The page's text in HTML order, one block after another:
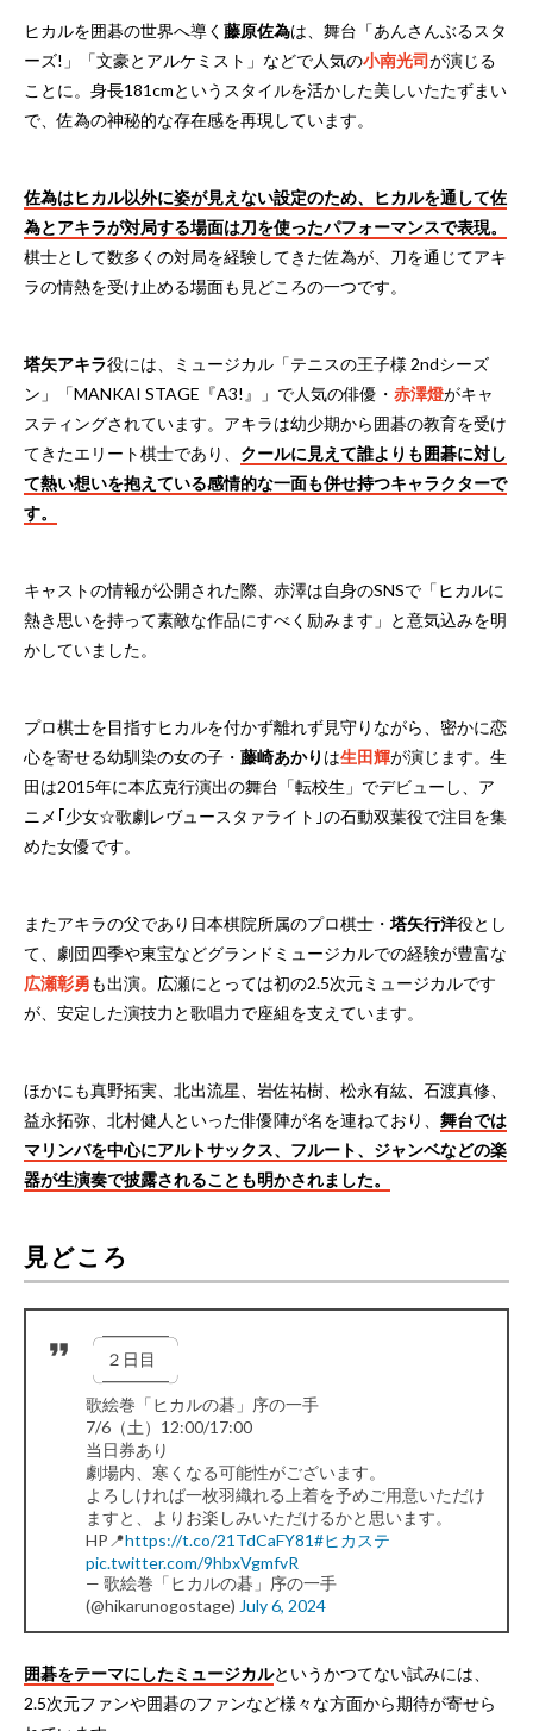
ヒカルを囲碁の世界へ導く 藤原佐為は、舞台「あんさんぶるスタ
ーズ!」「文豪とアルケミスト」などで人気の小南光司が演じる
ことに。身長181cmというスタイルを活かした美しいたたずまい
で、佐為の神秘的な存在感を再現しています。
佐為はヒカル以外に姿が見えない設定のため、ヒカルを通して佐
為とアキラが対局する場面は刀を使ったパフォーマンスで表現。
棋士として数多くの対局を経験してきた佐為が、刀を通じてアキ
ラの情熱を受け止める場面も見どころの一つです。
塔矢アキラ役には、ミュージカル「テニスの王子様 2ndシーズ
ン」「MANKAI STAGE『A3!』」で人気の俳優・ 赤澤燈がキャ
スティングされています。アキラは幼少期から囲碁の教育を受け
てきたエリート棋士であり、 クールに見えて誰よりも囲碁に対し
て熱い想いを抱えている感情的な一面も併せ持つキャラクターで
す。
キャストの情報が公開された際、赤澤は自身のSNSで「ヒカルに
熱き思いを持って素敵な作品にすべく励みます」と意気込みを明
かしていました。
プロ棋士を目指すヒカルを付かず離れず見守りながら、密かに恋
心を寄せる幼馴染の女の子・ 藤崎あかり は生田輝が演じます。生
田は2015年に本広克行演出の舞台「転校生」でデビューし、ア
ニメ｢少女☆歌劇レヴュースタァライト｣の石動双葉役で注目を集
めた女優です。
またアキラの父であり日本棋院所属のプロ棋士・ 塔矢行洋役とし
て、劇団四季や東宝などグランドミュージカルでの経験が豊富な
広瀬彰勇も出演。広瀬にとっては初の2.5次元ミュージカルです
が、安定した演技力と歌唱力で座組を支えています。
ほかにも真野拓実、北出流星、岩佐祐樹、松永有紘、石渡真修、
益永拓弥、北村健人といった俳優陣が名を連ねており、 舞台では
マリンバを中心にアルトサックス、フルート、ジャンベなどの楽
器が生演奏で披露されることも明かされました。
見どころ
╭━━━━╮
２日目
╰━━━━╯
歌絵巻「ヒカルの碁」序の一手
7/6（土）12:00/17:00
当日券あり
劇場内、寒くなる可能性がございます。
よろしければ一枚羽織れる上着を予めご用意いただけ
ますと、よりお楽しみいただけるかと思います。
HP📍https://t.co/21TdCaFY81#ヒカステ
pic.twitter.com/9hbxVgmfvR
— 歌絵巻「ヒカルの碁」序の一手
(@hikarunogostage) July 6, 2024
囲碁をテーマにしたミュージカルというかつてない試みには、
2.5次元ファンや囲碁のファンなど様々な方面から期待が寄せら